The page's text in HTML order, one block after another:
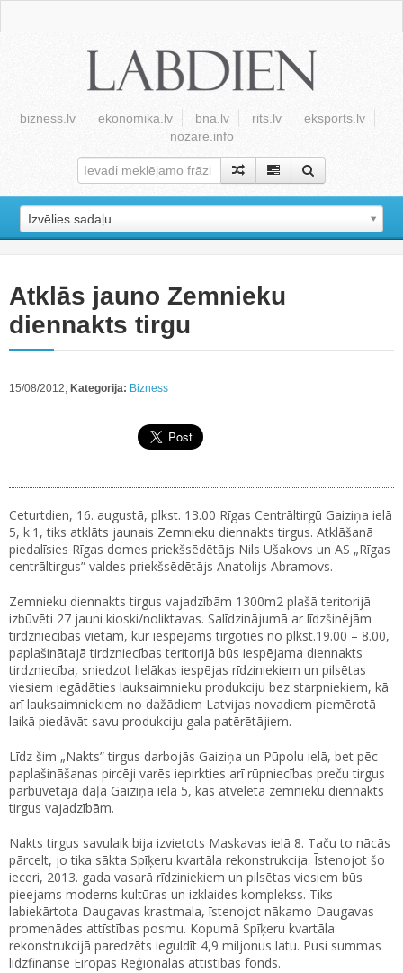
bizness.lv ekonomika.lv bna.lv rits.lv
eksports.lv
nozare.info
Izvēlies sadaļu...
Atklās jauno Zemnieku
diennakts tirgu
15/08/2012, Kategorija: Bizness
Ceturtdien, 16. augustā, plkst. 13.00 Rīgas Centrāltirgū Gaiziņa ielā
5, k.1, tiks atklāts jaunais Zemnieku diennakts tirgus. Atklāšanā
piedalīsies Rīgas domes priekšsēdētājs Nils Ušakovs un AS „Rīgas
centrāltirgus” valdes priekšsēdētājs Anatolijs Abramovs.
Zemnieku diennakts tirgus vajadzībām 1300m2 plašā teritorijā
izbūvēti 27 jauni kioski/noliktavas. Salīdzinājumā ar līdzšinējām
tirdzniecības vietām, kur iespējams tirgoties no plkst.19.00 – 8.00,
paplašinātajā tirdzniecības teritorijā būs iespējama diennakts
tirdzniecība, sniedzot lielākas iespējas rīdziniekiem un pilsētas
viesiem iegādāties lauksaimnieku produkciju bez starpniekiem, kā
arī lauksaimniekiem no dažādiem Latvijas novadiem piemērotā
laikā piedāvāt savu produkciju gala patērētājiem.
Līdz šim „Nakts” tirgus darbojās Gaiziņa un Pūpolu ielā, bet pēc
paplašināšanas pircēji varēs iepirkties arī rūpniecības preču tirgus
pārbūvētajā daļā Gaiziņa ielā 5, kas atvēlēta zemnieku diennakts
tirgus vajadzībām.
Nakts tirgus savulaik bija izvietots Maskavas ielā 8. Taču to nācās
pārcelt, jo tika sākta Spīķeru kvartāla rekonstrukcija. Īstenojot šo
ieceri, 2013. gada vasarā rīdziniekiem un pilsētas viesiem būs
pieejams moderns kultūras un izklaides komplekss. Tiks
labiekārtota Daugavas krastmala, īstenojot nākamo Daugavas
promenādes attīstības posmu. Kopumā Spīķeru kvartāla
rekonstrukcijā paredzēts ieguldīt 4,9 miljonus latu. Pusi summas
līdzfinansē Eiropas Reģionālās attīstības fonds.